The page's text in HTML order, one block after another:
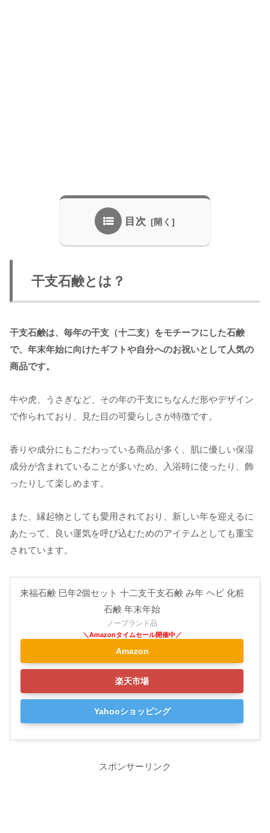
目次
干支石鹸とは？
干支石鹸は、毎年の干支（十二支）をモチーフにした石鹸
で、年末年始に向けたギフトや自分へのお祝いとして人気の
商品です。
牛や虎、うさぎなど、その年の干支にちなんだ形やデザイン
で作られており、見た目の可愛らしさが特徴です。
香りや成分にもこだわっている商品が多く、肌に優しい保湿
成分が含まれていることが多いため、入浴時に使ったり、飾
ったりして楽しめます。
また、縁起物としても愛用されており、新しい年を迎えるに
あたって、良い運気を呼び込むためのアイテムとしても重宝
されています。
来福石鹸 巳年2個セット 十二支干支石鹸 み年 ヘビ 化粧
石鹸 年末年始
ノーブランド品
Amazon
楽天市場
Yahooショッピング
スポンサーリンク